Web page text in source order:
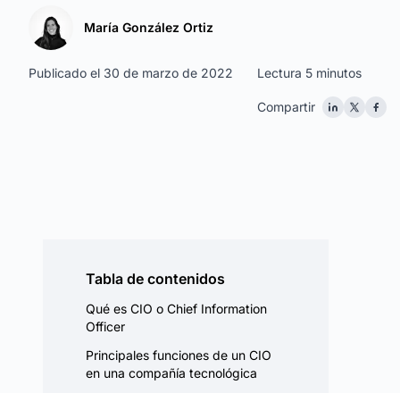
María González Ortiz
Lectura 5 minutos
Publicado el 30 de marzo de 2022
Compartir
Tabla de contenidos
Qué es CIO o Chief Information
Officer
Principales funciones de un CIO
en una compañía tecnológica